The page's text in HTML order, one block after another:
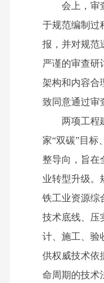
会上，审查
于规范编制过
报，并对规范
严谨的审查研
架构和内容合
致同意通过审
两项工程建
家“双碳”目标
整导向，旨在
业转型升级。
铁工业资源综
技术底线、压
计、施工、验
供权威技术依
命周期的技术